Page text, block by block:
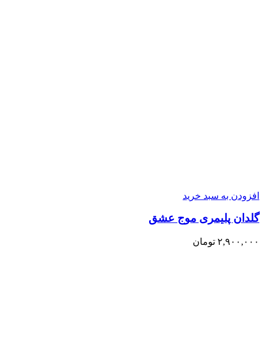
افزودن به سبد خرید
گلدان پلیمری موج عشق
۲,۹۰۰,۰۰۰ تومان